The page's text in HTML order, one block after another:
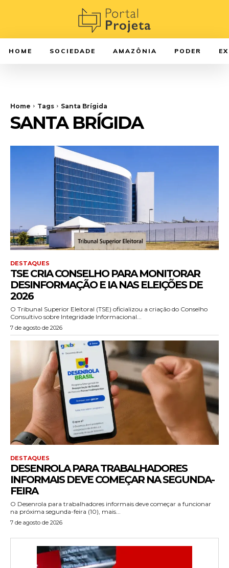
HOME SOCIEDADE AMAZÔNIA PODER
Home Tags Santa Brígida
SANTA BRÍGIDA
DESTAQUES
TSE CRIA CONSELHO PARA MONITORAR
DESINFORMAÇÃO E IA NAS ELEIÇÕES DE
2026
O Tribunal Superior Eleitoral (TSE) oficializou a criação do Conselho
Consultivo sobre Integridade Informacional...
7 de agosto de 2026
DESTAQUES
DESENROLA PARA TRABALHADORES
INFORMAIS DEVE COMEÇAR NA SEGUNDA-
FEIRA
O Desenrola para trabalhadores informais deve começar a funcionar
na próxima segunda-feira (10), mais...
7 de agosto de 2026